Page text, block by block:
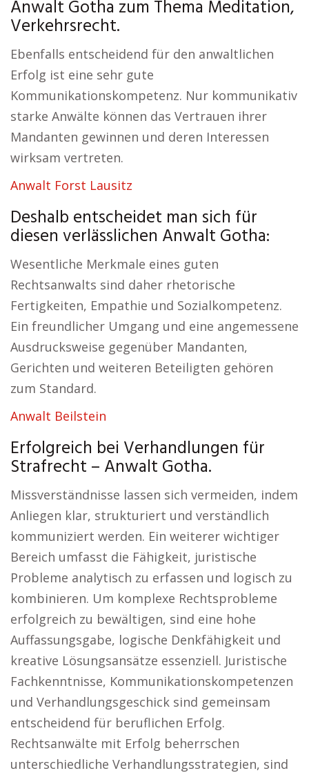
Anwalt Gotha zum Thema Meditation,
Verkehrsrecht.
Ebenfalls entscheidend für den anwaltlichen
Erfolg ist eine sehr gute
Kommunikationskompetenz. Nur kommunikativ
starke Anwälte können das Vertrauen ihrer
Mandanten gewinnen und deren Interessen
wirksam vertreten.
Anwalt Forst Lausitz
Deshalb entscheidet man sich für
diesen verlässlichen Anwalt Gotha:
Wesentliche Merkmale eines guten
Rechtsanwalts sind daher rhetorische
Fertigkeiten, Empathie und Sozialkompetenz.
Ein freundlicher Umgang und eine angemessene
Ausdrucksweise gegenüber Mandanten,
Gerichten und weiteren Beteiligten gehören
zum Standard.
Anwalt Beilstein
Erfolgreich bei Verhandlungen für
Strafrecht – Anwalt Gotha.
Missverständnisse lassen sich vermeiden, indem
Anliegen klar, strukturiert und verständlich
kommuniziert werden. Ein weiterer wichtiger
Bereich umfasst die Fähigkeit, juristische
Probleme analytisch zu erfassen und logisch zu
kombinieren. Um komplexe Rechtsprobleme
erfolgreich zu bewältigen, sind eine hohe
Auffassungsgabe, logische Denkfähigkeit und
kreative Lösungsansätze essenziell. Juristische
Fachkenntnisse, Kommunikationskompetenzen
und Verhandlungsgeschick sind gemeinsam
entscheidend für beruflichen Erfolg.
Rechtsanwälte mit Erfolg beherrschen
unterschiedliche Verhandlungsstrategien, sind